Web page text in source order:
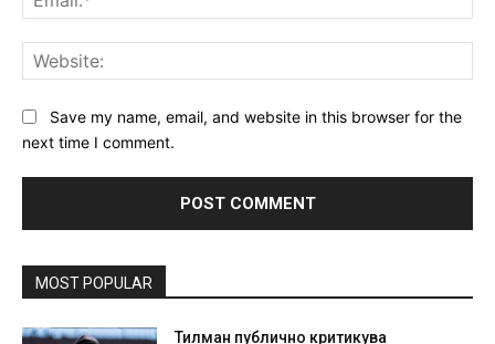
Save my name, email, and website in this browser for the
next time I comment.
MOST POPULAR
Тилман публично критикува